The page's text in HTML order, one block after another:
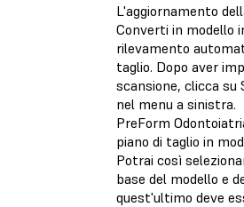
L'aggiornamento
Converti in modello
rilevamento
taglio. Dopo aver
scansione, clicca su
nel menu a sinistra.
PreForm
piano di taglio in
Potrai così
base del modello e
quest'ultimo deve